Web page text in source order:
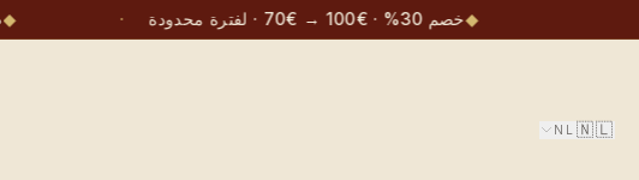
◆خصم 30% · €100 → €70 · لفترة محدودة
🇳🇱
NL